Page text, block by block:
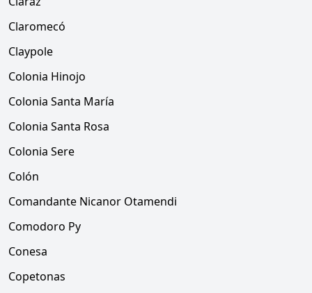
Claromecó
Claypole
Colonia Hinojo
Colonia Santa María
Colonia Santa Rosa
Colonia Sere
Colón
Comandante Nicanor Otamendi
Comodoro Py
Conesa
Copetonas